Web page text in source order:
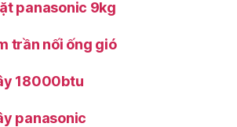
panasonic 9kg
trần nối ống gió
18000btu
panasonic